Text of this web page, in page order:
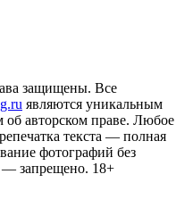
защищены. Все
являются уникальным
об авторском праве. Любое
текста — полная
фотографий без
— запрещено. 18+